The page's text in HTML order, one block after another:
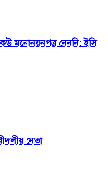
কেউ মনোনয়নপত্র নেননি: ইসি
নেতা